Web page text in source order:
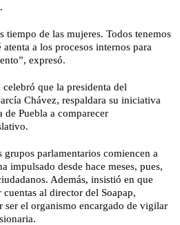
tiempo de las mujeres. Todos tenemos
a los procesos internos para
expresó.
que la presidenta del
Chávez, respaldara su iniciativa
Puebla a comparecer
parlamentarios comiencen a
impulsado desde hace meses, pues,
Además, insistió en que
al director del Soapap,
ser el organismo encargado de vigilar